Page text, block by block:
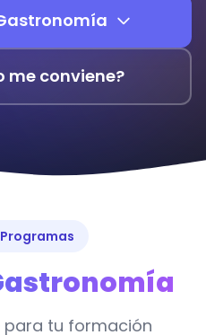
me conviene?
para tu formación